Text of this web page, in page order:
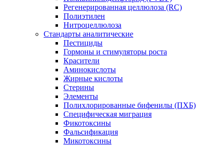
Регенерированная целлюлоза (RC)
Полиэтилен
Нитроцеллюлоза
Стандарты аналитические
Пестициды
Гормоны и стимуляторы роста
Красители
Аминокислоты
Жирные кислоты
Стерины
Элементы
Полихлорированные бифенилы (ПХБ)
Специфическая миграция
Фикотоксины
Фальсификация
Микотоксины